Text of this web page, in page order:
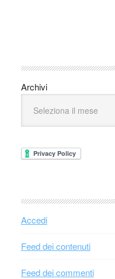
Archivi
Accedi
Feed dei contenuti
Feed dei commenti